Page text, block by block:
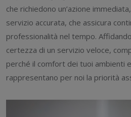
che richiedono un’azione
servizio accurata, che assicura
professionalità nel tempo.
certezza di un servizio veloce,
perché il comfort dei tuoi ambienti
rappresentano per noi la priorità